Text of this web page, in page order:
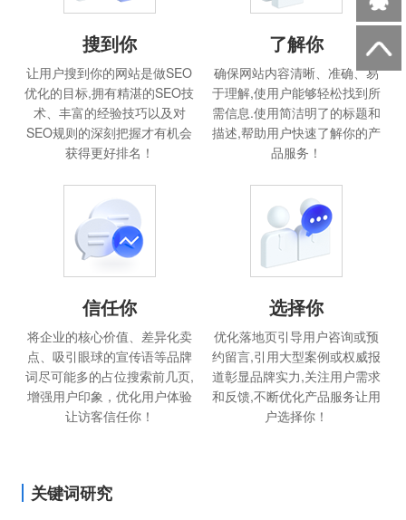
搜到你
让用户搜到你的网站是做SEO
优化的目标,拥有精湛的SEO技
术、丰富的经验技巧以及对
SEO规则的深刻把握才有机会
获得更好排名！
了解你
确保网站内容清晰、准确、易
于理解,使用户能够轻松找到所
需信息.使用简洁明了的标题和
描述,帮助用户快速了解你的产
品服务！
信任你
将企业的核心价值、差异化卖
点、吸引眼球的宣传语等品牌
词尽可能多的占位搜索前几页,
增强用户印象，优化用户体验
让访客信任你！
选择你
优化落地页引导用户咨询或预
约留言,引用大型案例或权威报
道彰显品牌实力,关注用户需求
和反馈,不断优化产品服务让用
户选择你！
关键词研究